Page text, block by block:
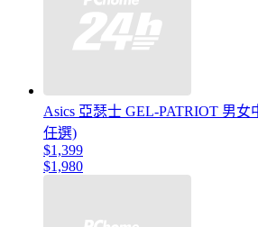
Asics 亞瑟士 GEL-PATRIOT 男
任選)
$1,399
$1,980